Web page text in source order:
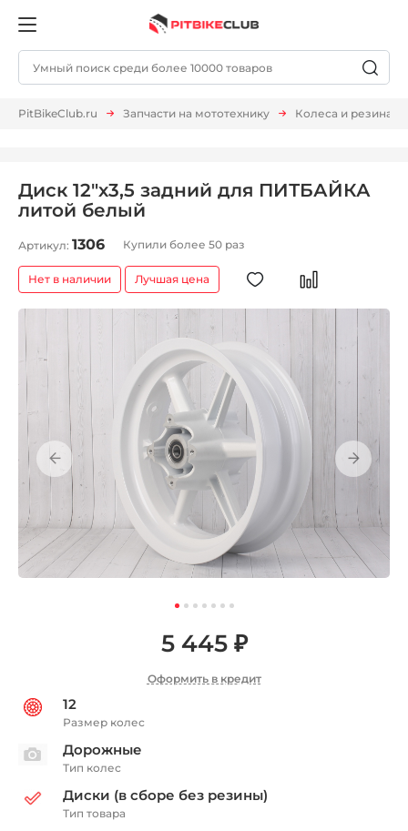
PitBikeClub.ru Запчасти на мототехнику Колеса и резина
Диск 12"х3,5 задний для ПИТБАЙКА
литой белый
Артикул: 1306 Купили более 50 раз
Нет в наличии Лучшая цена
5 445 ₽
Оформить в кредит
12
Размер колес
Дорожные
Тип колес
Диски (в сборе без резины)
Тип товара